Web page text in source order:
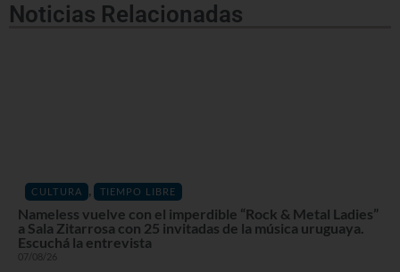
Noticias Relacionadas
CULTURA , TIEMPO LIBRE
Nameless vuelve con el imperdible “Rock & Metal Ladies”
a Sala Zitarrosa con 25 invitadas de la música uruguaya.
Escuchá la entrevista
07/08/26